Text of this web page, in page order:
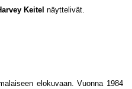
Keitel näyttelivät.
elokuvaan. Vuonna 1984